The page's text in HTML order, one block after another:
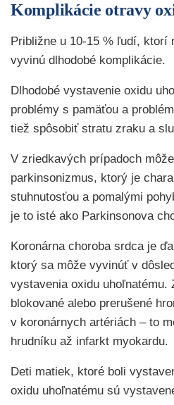
Komplikácie otravy
Približne u 10-15 % ľudí, ktorí
vyvinú dlhodobé komplikácie.
Dlhodobé vystavenie oxidu
problémy s pamäťou a
tiež spôsobiť stratu zraku a
V zriedkavých prípadoch
parkinsonizmus, ktorý je
stuhnutosťou a pomalými
je to isté ako Parkinsonova
Koronárna choroba srdca je
ktorý sa môže vyvinúť v
vystavenia oxidu uhoľnatému.
blokované alebo prerušené
v koronárnych artériách – to
hrudníku až infarkt myokardu.
Deti matiek, ktoré boli
oxidu uhoľnatému sú